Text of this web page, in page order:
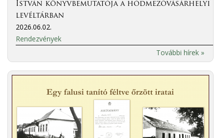
István könyvbemutatója a hódmezővásárhelyi
levéltárban
2026.06.02.
Rendezvények
További hírek »